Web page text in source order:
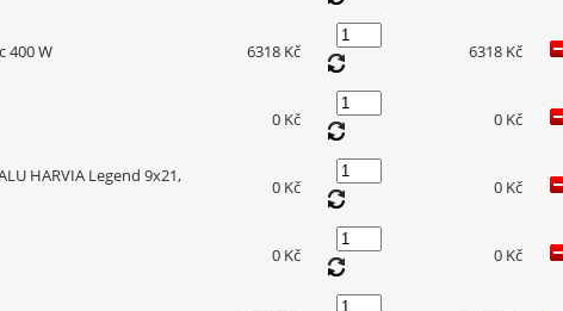
400 W 6318 Kč 6318 Kč
0 Kč 0 Kč
HARVIA Legend 9x21,
0 Kč 0 Kč
0 Kč 0 Kč